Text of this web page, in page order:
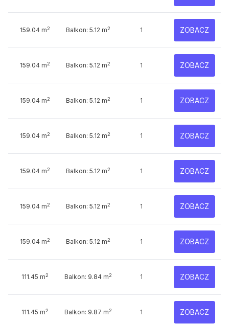
159.04 m2 Balkon: 5.12 m2 1 ZOBACZ
159.04 m2 Balkon: 5.12 m2 1 ZOBACZ
159.04 m2 Balkon: 5.12 m2 1 ZOBACZ
159.04 m2 Balkon: 5.12 m2 1 ZOBACZ
159.04 m2 Balkon: 5.12 m2 1 ZOBACZ
159.04 m2 Balkon: 5.12 m2 1 ZOBACZ
159.04 m2 Balkon: 5.12 m2 1 ZOBACZ
111.45 m2 Balkon: 9.84 m2 1 ZOBACZ
111.45 m2 Balkon: 9.87 m2 1 ZOBACZ